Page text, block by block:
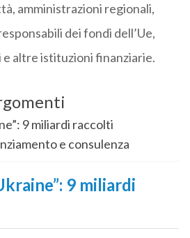
amministrazioni regionali,
dei fondi dell’Ue,
e altre istituzioni finanziarie.
9 miliardi raccolti
e consulenza
9 miliardi